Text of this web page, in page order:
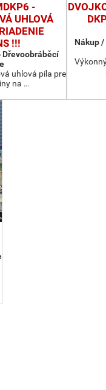
-
UHLOVÁ
!!!
Dřevoobráběcí
uhlová píla pre
na …
Nákup